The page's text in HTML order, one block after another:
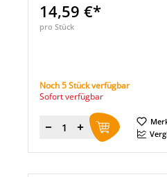
14,59 €*
pro Stück
Noch 5 Stück verfügbar
Sofort verfügbar
Menge